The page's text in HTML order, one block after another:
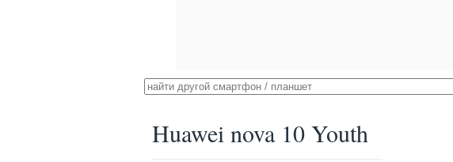
Huawei nova 10 Youth